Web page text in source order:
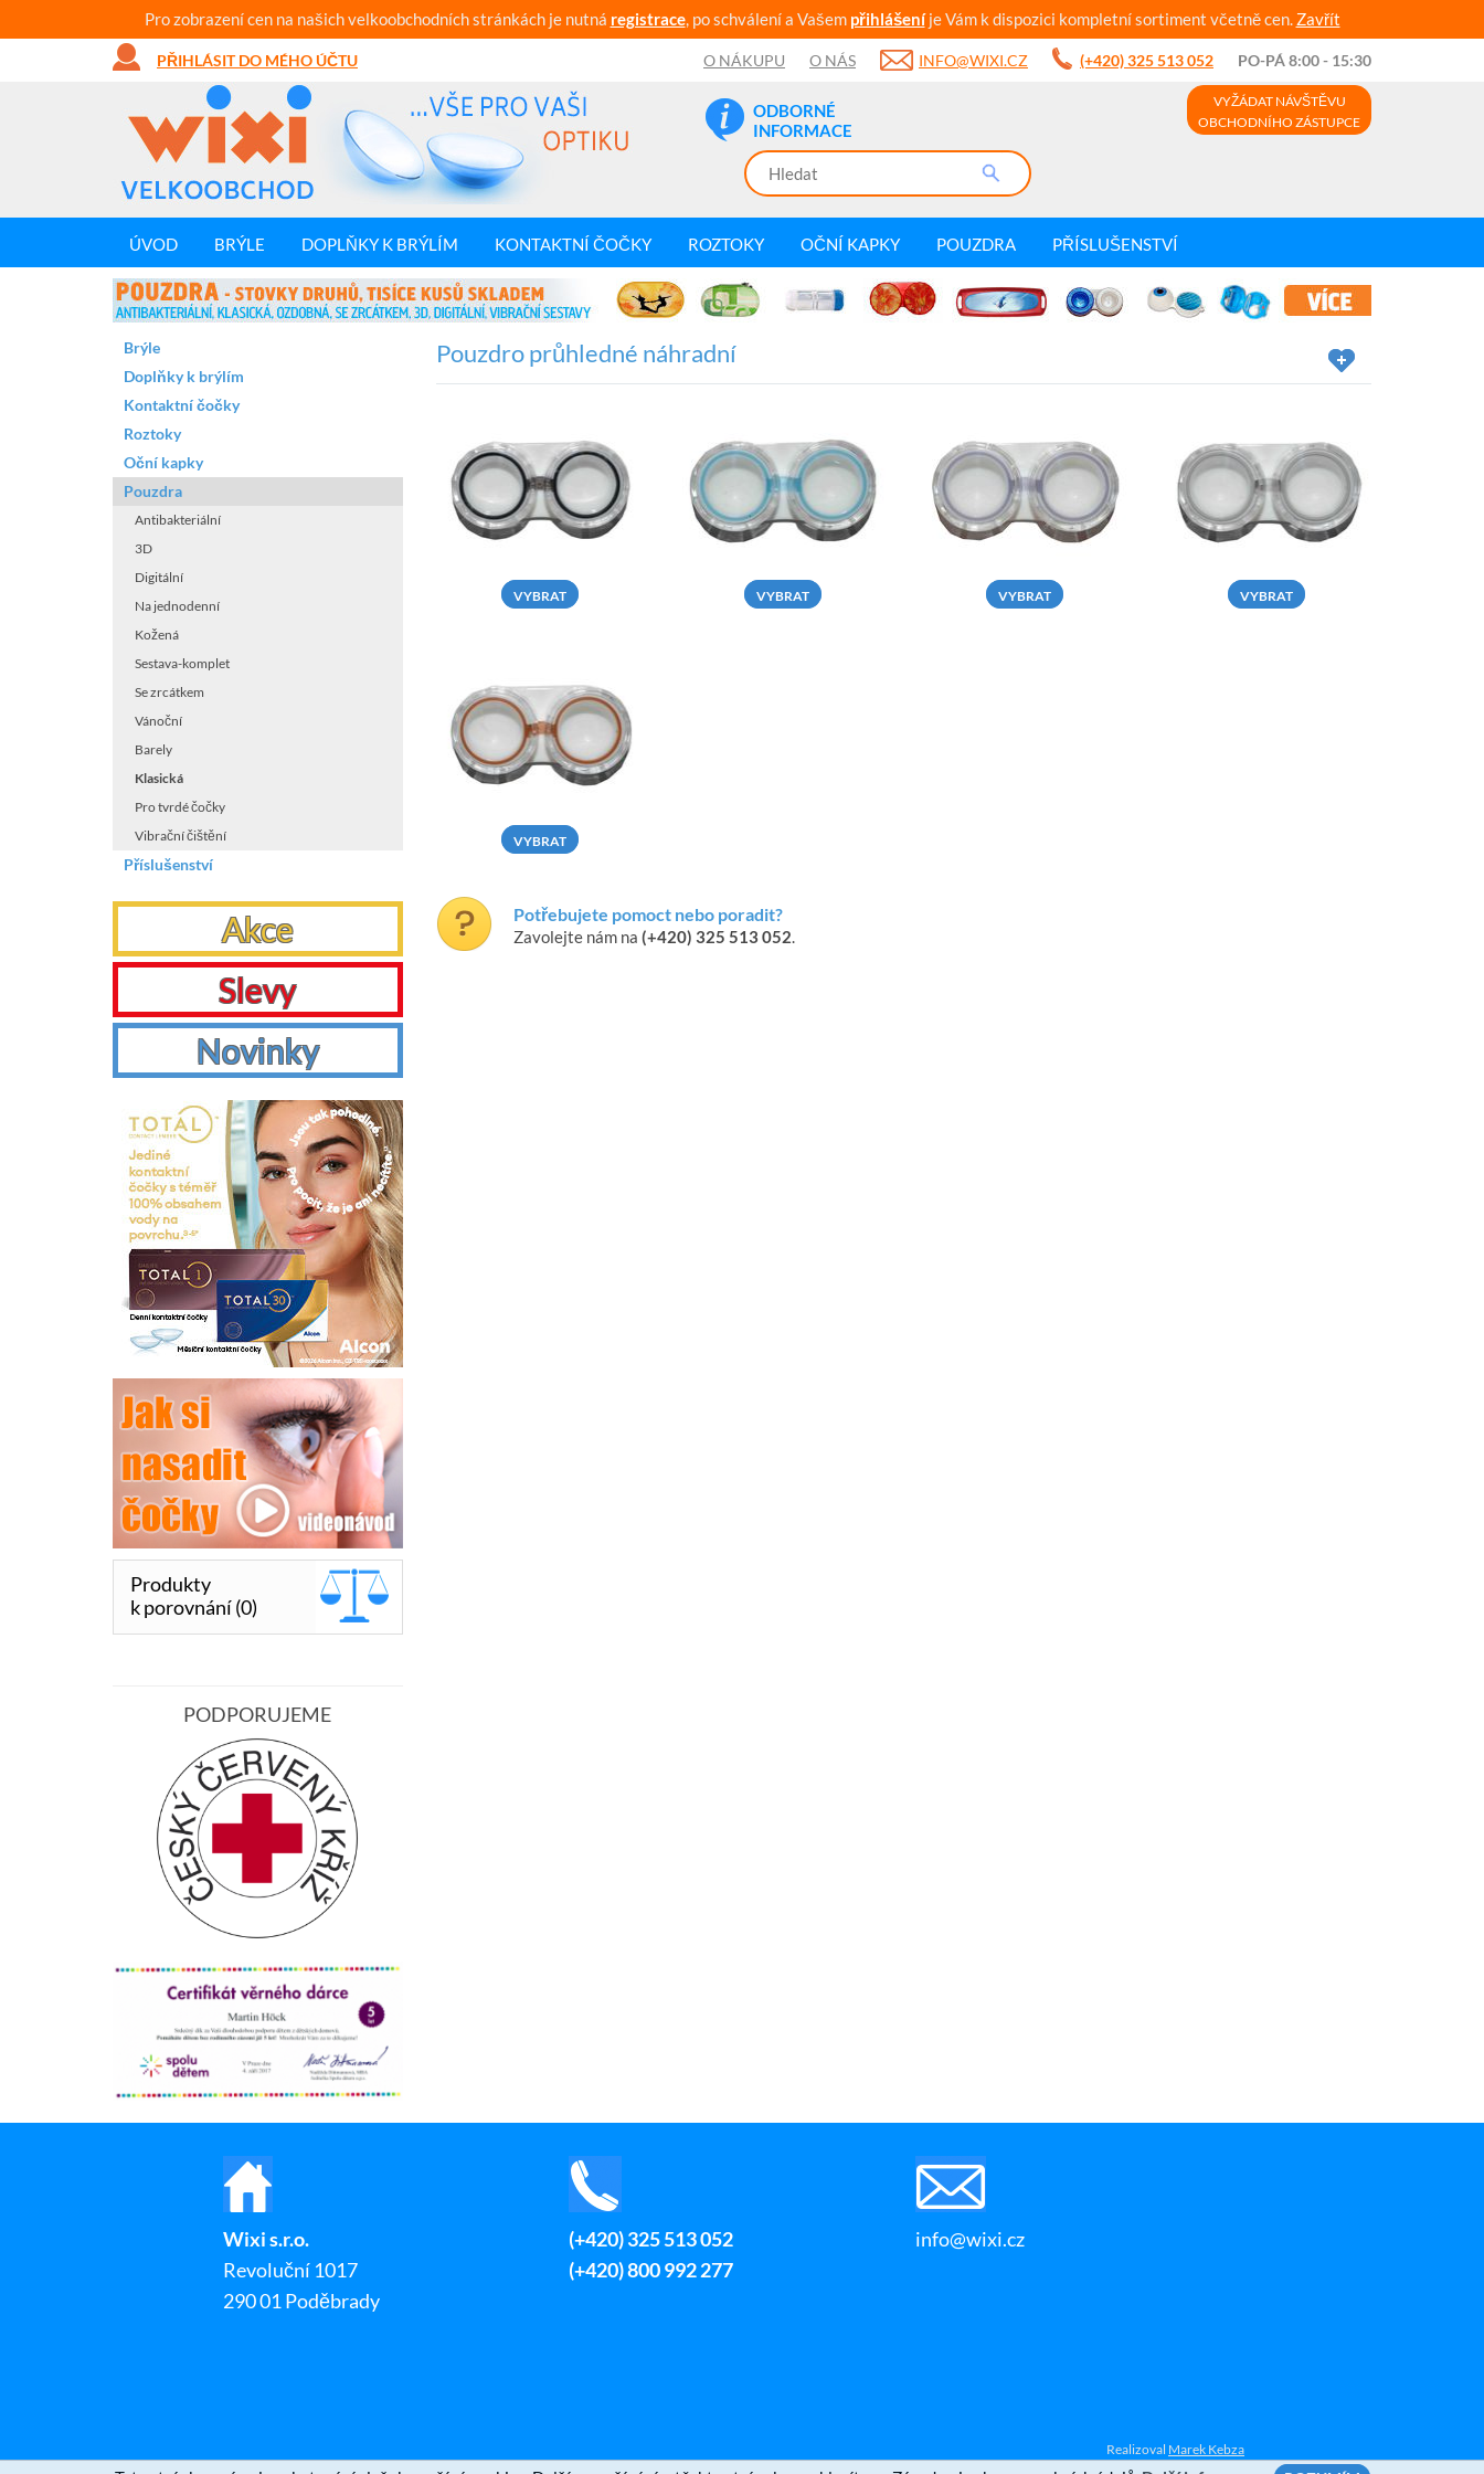
Pro zobrazení cen na našich velkoobchodních stránkách je nutná registrace, po schválení a Vašem přihlášeníje Vám k dispozici kompletní sortiment včetně cen. Zavřít
PŘIHLÁSIT DO MÉHO ÚČTU O NÁKUPU O NÁS INFO@WIXI.CZ (+420) 325 513 052 PO-PÁ 8:00 - 15:30
ODBORNÉ
INFORMACE
VYŽÁDAT NÁVŠTĚVU
OBCHODNÍHO ZÁSTUPCE
ÚVOD BRÝLE DOPLŇKY K BRÝLÍM KONTAKTNÍ ČOČKY ROZTOKY OČNÍ KAPKY POUZDRA PŘÍSLUŠENSTVÍ
Pouzdro průhledné náhradní
VYBRAT VYBRAT VYBRAT VYBRAT
VYBRAT
Potřebujete pomoct nebo poradit?
Zavolejte nám na (+420) 325 513 052.
Brýle
Doplňky k brýlím
Kontaktní čočky
Roztoky
Oční kapky
Pouzdra
Antibakteriální
3D
Digitální
Na jednodenní
Kožená
Sestava-komplet
Se zrcátkem
Vánoční
Barely
Klasická
Pro tvrdé čočky
Vibrační čištění
Příslušenství
Akce
Slevy
Novinky
Produkty
k porovnání (0)
PODPORUJEME
Wixi s.r.o.
Revoluční 1017
290 01 Poděbrady
(+420) 325 513 052
(+420) 800 992 277
info@wixi.cz
Realizoval Marek Kebza